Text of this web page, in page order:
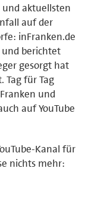
aktuellsten
auf der
inFranken.de
und berichtet
gesorgt hat
Tag für Tag
und
auf YouTube
Kanal für
nichts mehr: